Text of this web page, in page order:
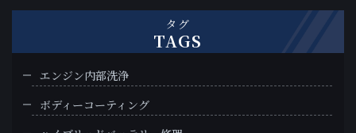
タグ
TAGS
エンジン内部洗浄
ボディーコーティング